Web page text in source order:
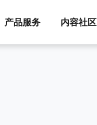
产品服务 内容社区